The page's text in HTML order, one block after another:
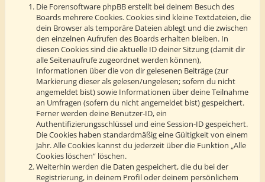
Die Forensoftware phpBB erstellt bei deinem Besuch des
Boards mehrere Cookies. Cookies sind kleine Textdateien, die
dein Browser als temporäre Dateien ablegt und die zwischen
den einzelnen Aufrufen des Boards erhalten bleiben. In
diesen Cookies sind die aktuelle ID deiner Sitzung (damit dir
alle Seitenaufrufe zugeordnet werden können),
Informationen über die von dir gelesenen Beiträge (zur
Markierung dieser als gelesen/ungelesen; sofern du nicht
angemeldet bist) sowie Informationen über deine Teilnahme
an Umfragen (sofern du nicht angemeldet bist) gespeichert.
Ferner werden deine Benutzer-ID, ein
Authentifizierungsschlüssel und eine Session-ID gespeichert.
Die Cookies haben standardmäßig eine Gültigkeit von einem
Jahr. Alle Cookies kannst du jederzeit über die Funktion „Alle
Cookies löschen“ löschen.
Weiterhin werden die Daten gespeichert, die du bei der
Registrierung, in deinem Profil oder deinem persönlichem